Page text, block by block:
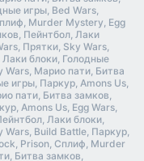
игры, Bed Wars,
Murder Mystery, Egg
Пейнтбол, Лаки
Прятки, Sky Wars,
Лаки блоки, Голодные
Wars, Марио пати, Битва
игры, Паркур, Amons Us,
пати, Битва замков,
Amons Us, Egg Wars,
Лаки блоки,
Wars, Build Battle, Паркур,
Prison, Сплиф, Murder
Битва замков,